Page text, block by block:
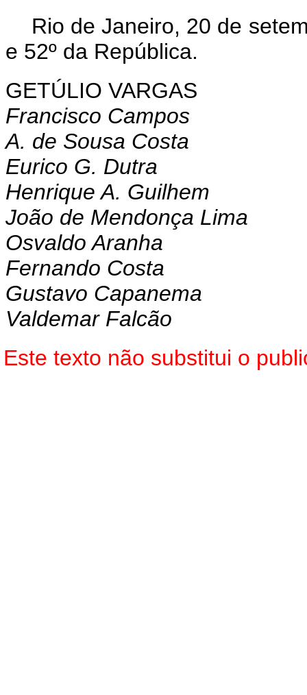
Rio de Janeiro, 20 de
e 52º da República.
GETÚLIO VARGAS
Francisco Campos
A. de Sousa Costa
Eurico G. Dutra
Henrique A. Guilhem
João de Mendonça Lima
Osvaldo Aranha
Fernando Costa
Gustavo Capanema
Valdemar Falcão
Este texto não substitui o